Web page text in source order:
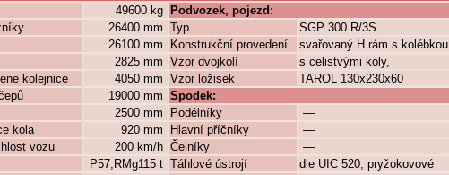
49600 kg
Podvozek, pojezd:
26400 mm Typ
SGP 300 R/3S
26100 mm Konstrukční provedení
svařovaný H rám s kolébkou
2825 mm Vzor dvojkolí
s celistvými koly,
kolejnice
4050 mm Vzor ložisek
TAROL 130x230x60
19000 mm Spodek:
2500 mm Podélníky
—
kola
920 mm Hlavní příčníky
—
vozu
200 km/h Čelníky
—
P57,RMg115 t Táhlové ústrojí
dle UIC 520, pryžokovové